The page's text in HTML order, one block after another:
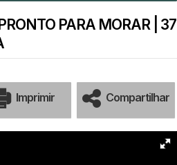
PARA MORAR | 37
Imprimir Compartilhar